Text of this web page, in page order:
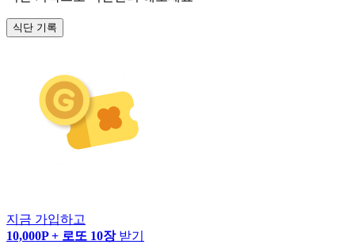
식단 기록
지금 가입하고
10,000P + 로또 10장 받기